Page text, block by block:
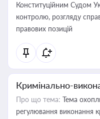
Конституційним Судом
контролю, розгляду
правових позицій
Кримінально-
Про що тема: Тема
регулювання виконання